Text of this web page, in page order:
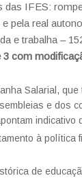
das IFES:
pela real
e trabalha –
3 com
Salarial,
e dos
à política
de